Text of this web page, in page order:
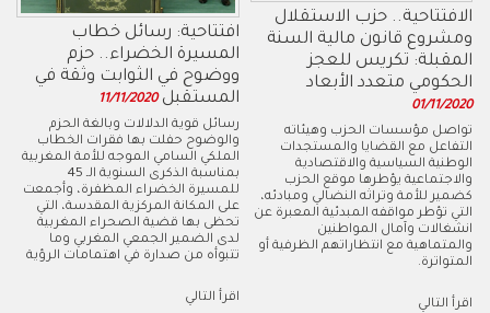
افتتاحية: رسائل خطاب
المسيرة الخضراء.. حزم
ووضوح في الثوابت وثقة في
المستقبل 11/11/2020
رسائل قوية الدلالات وبالغة الحزم
والوضوح حفلت بها فقرات الخطاب
الملكي السامي الموجه للأمة المغربية
بمناسبة الذكرى السنوية الـ 45
للمسيرة الخضراء المظفرة، وأجمعت
على المكانة المركزية المقدسة، التي
تحظى بها قضية الصحراء المغربية
لدى الضمير الجمعي المغربي وما
تتبوأه من صدارة في اهتمامات الرؤية
اقرأ التالي
الافتتاحية.. حزب الاستقلال
ومشروع قانون مالية السنة
المقبلة: تكريس للعجز
الحكومي متعدد الأبعاد
01/11/2020
تواصل مؤسسات الحزب وهيئاته
التفاعل مع القضايا والمستجدات
الوطنية السياسية والاقتصادية
والاجتماعية يؤطرها موقع الحزب
كضمير للأمة وتراثه النضالي ومبادئه،
التي تؤطر مواقفه المبدئية المعبرة عن
انشغالات وآمال المواطنين
والمتماهية مع انتظاراتهم الظرفية أو
المتواترة.
اقرأ التالي